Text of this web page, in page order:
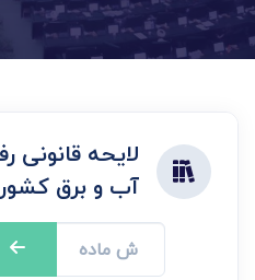
لایحه قانونی
آب و برق کشور